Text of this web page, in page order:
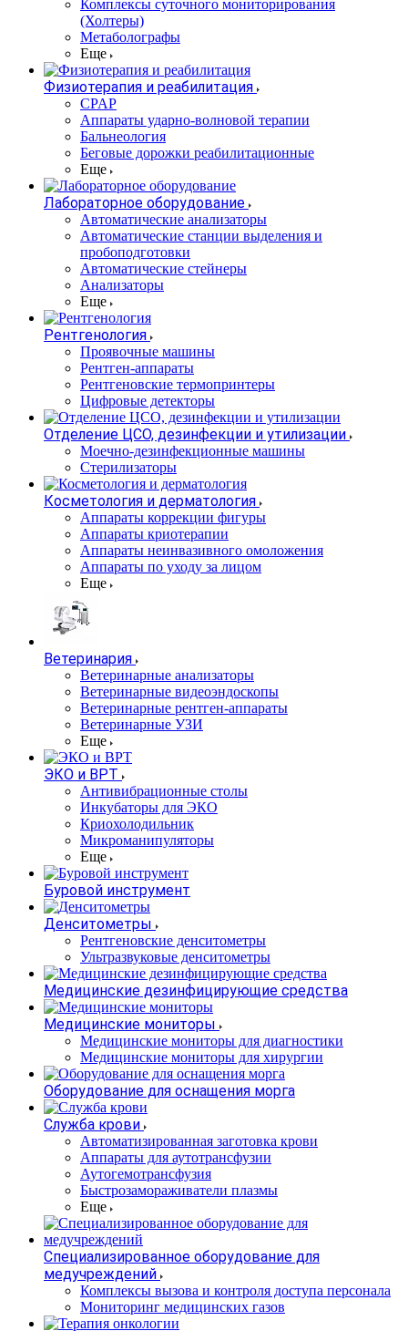
Комплексы суточного мониторирования
(Холтеры)
Метаболографы
Еще
Физиотерапия и реабилитация
CPAP
Аппараты ударно-волновой терапии
Бальнеология
Беговые дорожки реабилитационные
Еще
Лабораторное оборудование
Автоматические анализаторы
Автоматические станции выделения и
пробоподготовки
Автоматические стейнеры
Анализаторы
Еще
Рентгенология
Проявочные машины
Рентген-аппараты
Рентгеновские термопринтеры
Цифровые детекторы
Отделение ЦСО, дезинфекции и утилизации
Моечно-дезинфекционные машины
Стерилизаторы
Косметология и дерматология
Аппараты коррекции фигуры
Аппараты криотерапии
Аппараты неинвазивного омоложения
Аппараты по уходу за лицом
Еще
Ветеринария
Ветеринарные анализаторы
Ветеринарные видеоэндоскопы
Ветеринарные рентген-аппараты
Ветеринарные УЗИ
Еще
ЭКО и ВРТ
Антивибрационные столы
Инкубаторы для ЭКО
Криохолодильник
Микроманипуляторы
Еще
Буровой инструмент
Денситометры
Рентгеновские денситометры
Ультразвуковые денситометры
Медицинские дезинфицирующие средства
Медицинские мониторы
Медицинские мониторы для диагностики
Медицинские мониторы для хирургии
Оборудование для оснащения морга
Служба крови
Автоматизированная заготовка крови
Аппараты для аутотрансфузии
Аутогемотрансфузия
Быстрозамораживатели плазмы
Еще
Специализированное оборудование для
медучреждений
Комплексы вызова и контроля доступа персонала
Мониторинг медицинских газов